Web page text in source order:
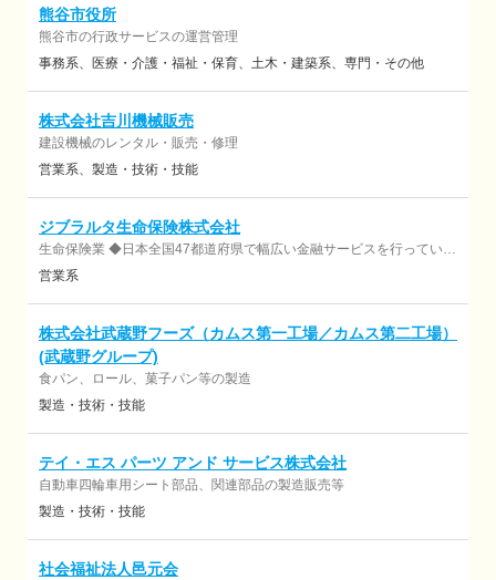
工、鉄工加工製品、製造設備の製造をおこなっています。
熊谷市役所
熊谷市の行政サービスの運営管理
事務系
医療・介護・福祉・保育 土木・建築系 専門・その他
株式会社吉川機械販売
建設機械のレンタル・販売・修理
営業系
製造・技術・技能
ジブラルタ生命保険株式会社
生命保険業 ◆日本全国47都道府県で幅広い金融サービスを行っていま
す。 ◆お客様一人ひとりのライフプランに合わせた生命保険のコンサ
ださい。 承認No：260020 承認日2026/5/18
営業系
株式会社武蔵野フーズ（カムス第一工場／カムス第二工場）
(武蔵野グループ)
食パン、ロール、菓子パン等の製造
製造・技術・技能
テイ・エス パーツ アンド サービス株式会社
自動車四輪車用シート部品、関連部品の製造販売等
製造・技術・技能
社会福祉法人邑元会